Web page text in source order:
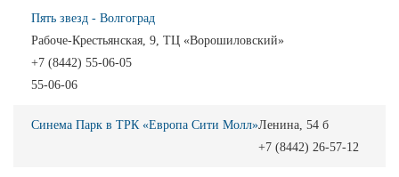
Пять звезд - Волгоград
Рабоче-Крестьянская, 9, ТЦ «Ворошиловский»
+7 (8442) 55-06-05
55-06-06
Синема Парк в ТРК «Европа Сити Молл»Ленина, 54 б
+7 (8442) 26-57-12